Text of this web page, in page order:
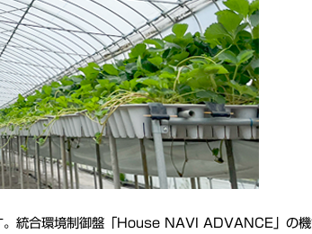
。統合環境制御盤「House NAVI ADVANCE」の機